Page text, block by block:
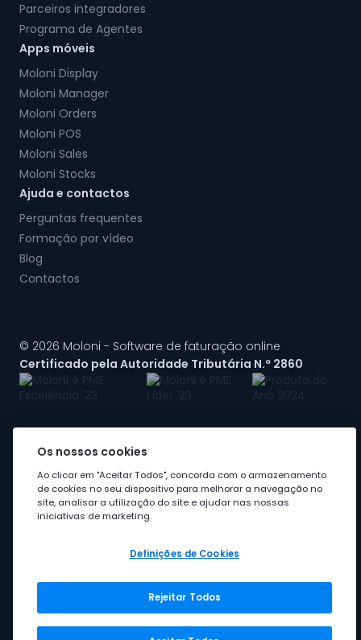
Parceiros integradores
Programa de Agentes
Apps móveis
Moloni Display
Moloni Manager
Moloni Orders
Moloni POS
Moloni Sales
Moloni Stocks
Ajuda e contactos
Perguntas frequentes
Formação por vídeo
Blog
Contactos
© 2026 Moloni - Software de faturação online
Certificado pela Autoridade Tributária N.º 2860
A Moloni faz parte dogrupo Visma
Grupo Visma
Visma em Portugal
Os nossos cookies
Ao clicar em "Aceitar Todos", concorda com o armazenamento
de cookies no seu dispositivo para melhorar a navegação no
site, analisar a utilização do site e ajudar nas nossas
iniciativas de marketing.
Definições de Cookies
Rejeitar Todos